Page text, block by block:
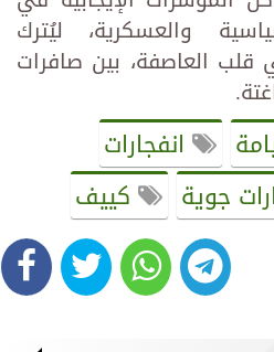
والعسكرية، ليُترك
قلب العاصفة، بين صافرات
انفجارات
جوية كييف